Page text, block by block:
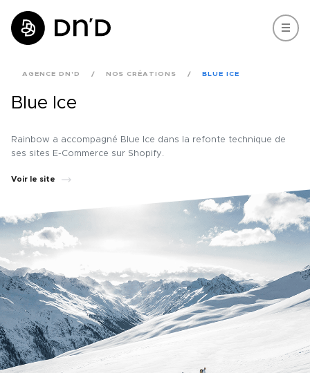
AGENCE DN'D NOS CRÉATIONS BLUE ICE
Blue Ice
Rainbow a accompagné Blue Ice dans la refonte technique de
ses sites E-Commerce sur Shopify.
Voir le site